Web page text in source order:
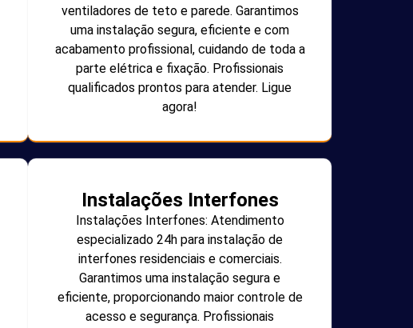
ventiladores de teto e parede. Garantimos
uma instalação segura, eficiente e com
acabamento profissional, cuidando de toda a
parte elétrica e fixação. Profissionais
qualificados prontos para atender. Ligue
agora!
Instalações Interfones
Instalações Interfones: Atendimento
especializado 24h para instalação de
interfones residenciais e comerciais.
Garantimos uma instalação segura e
eficiente, proporcionando maior controle de
acesso e segurança. Profissionais